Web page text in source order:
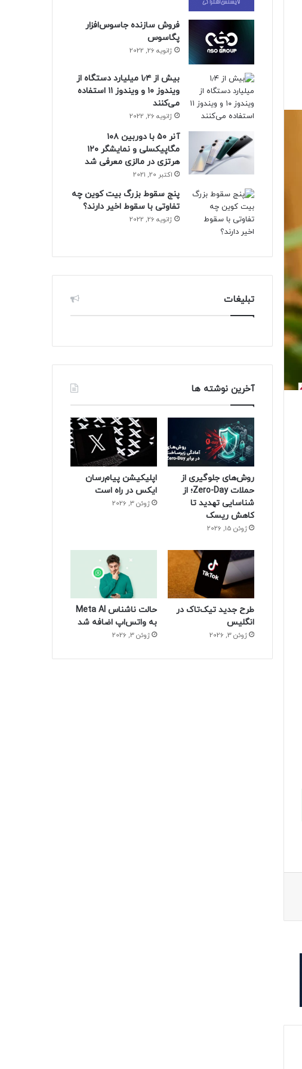
فروش سازنده جاسوس‌افزار
پگاسوس
ژانویه 26, 2022
بیش از ۱٫۴ میلیارد دستگاه از
ویندوز ۱۰ و ویندوز ۱۱ استفاده
می‌کنند
ژانویه 26, 2022
آنر ۵۰ با دوربین ۱۰۸
مگاپیکسلی و نمایشگر ۱۲۰
هرتزی در مالزی معرفی شد
اکتبر 20, 2021
پنج سقوط بزرگ بیت کوین چه
تفاوتی با سقوط اخیر دارند؟
ژانویه 26, 2022
تبلیغات
آخرین نوشته ها
روش‌های جلوگیری از
حملات Zero-Day؛ از
شناسایی تهدید تا
کاهش ریسک
ژوئن 15, 2026
اپلیکیشن پیام‌رسان
ایکس در راه است
ژوئن 3, 2026
طرح جدید تیک‌تاک در
انگلیس
ژوئن 3, 2026
حالت ناشناس Meta AI
به واتس‌اپ اضافه شد
ژوئن 3, 2026